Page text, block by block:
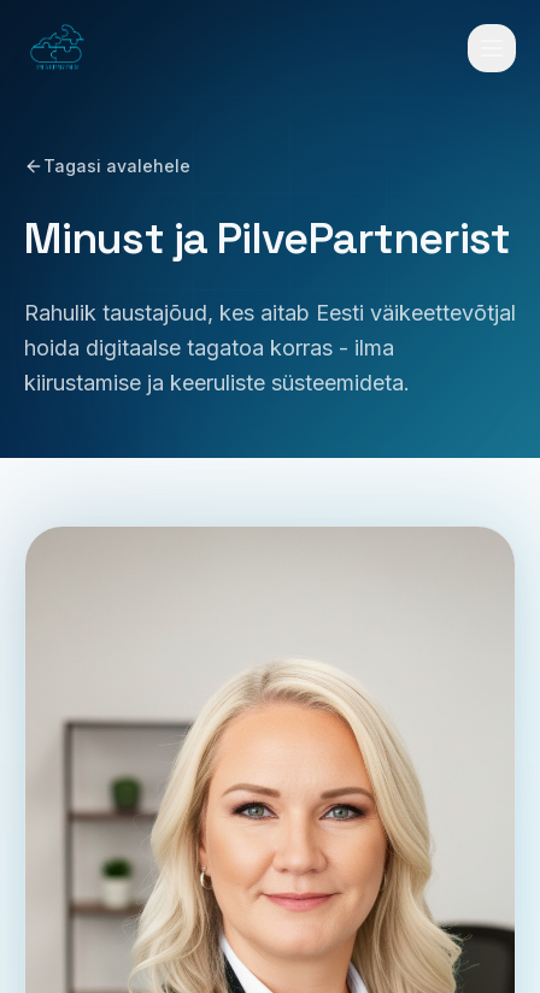
Tagasi avalehele
Minust ja PilvePartnerist
Rahulik taustajõud, kes aitab Eesti väikeettevõtjal
hoida digitaalse tagatoa korras - ilma
kiirustamise ja keeruliste süsteemideta.